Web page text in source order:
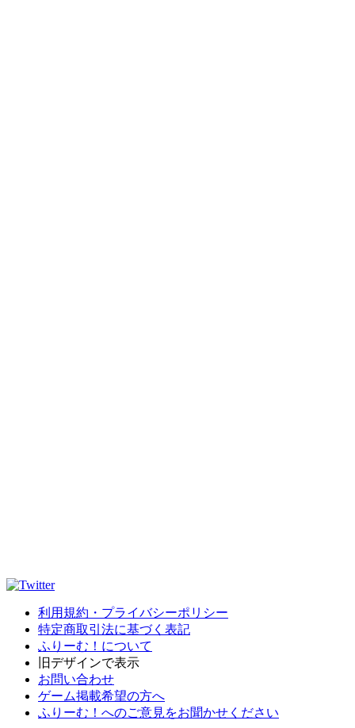
利用規約・プライバシーポリシー
特定商取引法に基づく表記
ふりーむ！について
旧デザインで表示
お問い合わせ
ゲーム掲載希望の方へ
ふりーむ！へのご意見をお聞かせください